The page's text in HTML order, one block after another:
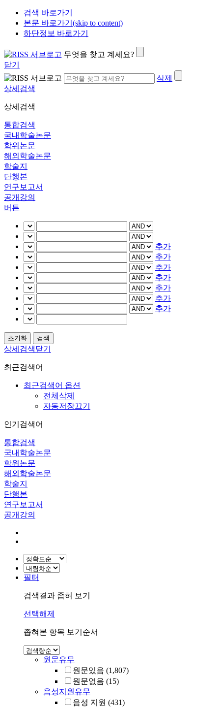
검색 바로가기
본문 바로가기(skip to content)
하단정보 바로가기
무엇을 찾고 계세요?
닫기
삭제
상세검색
상세검색
통합검색
국내학술논문
학위논문
해외학술논문
학술지
단행본
연구보고서
공개강의
버튼
추가
추가
추가
추가
추가
추가
추가
상세검색닫기
최근검색어
최근검색어 옵션
전체삭제
자동저장끄기
인기검색어
통합검색
국내학술논문
학위논문
해외학술논문
학술지
단행본
연구보고서
공개강의
필터
검색결과 좁혀 보기
선택해제
좁혀본 항목 보기순서
원문유무
원문있음 (1,807)
원문없음 (15)
음성지원유무
음성 지원 (431)